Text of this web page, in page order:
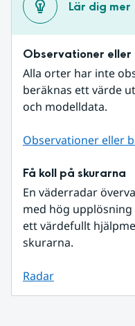
Lär dig mer
Observationer
Alla orter har inte
beräknas ett värde
och modelldata.
Observationer eller
Få koll på skurarna
En väderradar
med hög
ett värdefullt
skurarna.
Radar